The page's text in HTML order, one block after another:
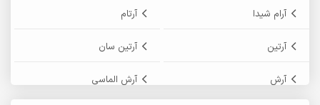
آرام شیدا آرتام
آرتین آرتین سان
آرش آرش الماسی